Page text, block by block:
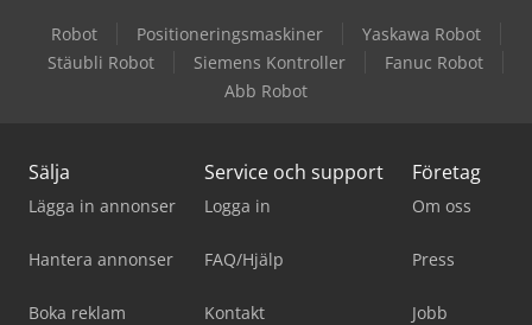
Robot Positioneringsmaskiner
Yaskawa Robot
Stäubli Robot
Siemens Kontroller
Fanuc Robot
Abb Robot
Sälja
Lägga in annonser
Hantera annonser
Boka reklam
Service och support
Logga in
FAQ/Hjälp
Kontakt
Företag
Om oss
Press
Jobb